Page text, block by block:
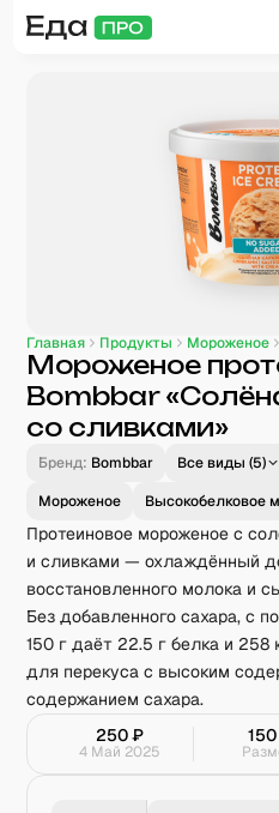
Главная Продукты Мороженое
Мороженое
Bombbar
со сливками»
Бренд: Bombbar Все виды (5)
Мороженое
Высокобелковое
Протеиновое мороженое с
и сливками — охлаждённый
восстановленного молока и
Без добавленного сахара, с
150 г даёт 22.5 г белка и 258
для перекуса с высоким
содержанием сахара.
250₽
4 Май 2025
150